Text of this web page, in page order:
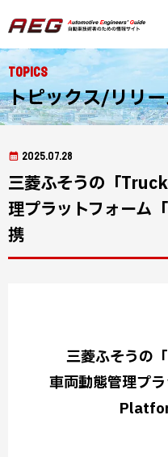
Topics
トピックス/リリ
2025.07.28
三菱ふそうの「
理プラットフォー
携
三菱ふそうの
車両動態管理プ